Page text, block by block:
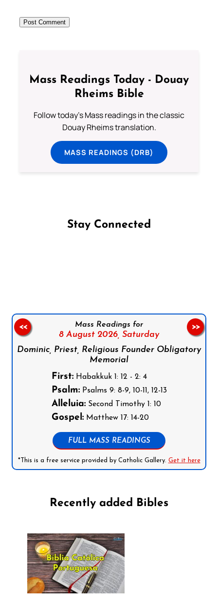
Mass Readings Today - Douay
Rheims Bible
Follow today's Mass readings in the classic
Douay Rheims translation.
MASS READINGS (DRB)
Stay Connected
Mass Readings for
8 August 2026, Saturday
Dominic, Priest, Religious Founder Obligatory
Memorial
First:Habakkuk 1: 12 - 2: 4
Psalm:Psalms 9: 8-9, 10-11, 12-13
Alleluia:Second Timothy 1: 10
Gospel:Matthew 17: 14-20
FULL MASS READINGS
*This is a free service provided by Catholic Gallery. Get it here
<< >>
Recently added Bibles